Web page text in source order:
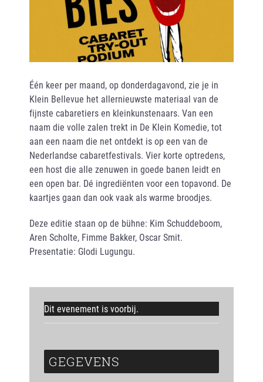
Één keer per maand, op donderdagavond, zie je in
Klein Bellevue het allernieuwste materiaal van de
fijnste cabaretiers en kleinkunstenaars. Van een
naam die volle zalen trekt in De Klein Komedie, tot
aan een naam die net ontdekt is op een van de
Nederlandse cabaretfestivals. Vier korte optredens,
een host die alle zenuwen in goede banen leidt en
een open bar. Dé ingrediënten voor een topavond. De
kaartjes gaan dan ook vaak als warme broodjes.
Deze editie staan op de bühne: Kim Schuddeboom,
Aren Scholte, Fimme Bakker, Oscar Smit.
Presentatie: Glodi Lugungu.
Dit evenement is voorbij.
GEGEVENS